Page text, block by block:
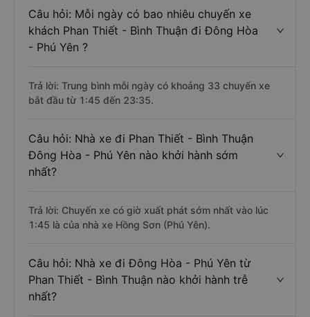
Câu hỏi: Mỗi ngày có bao nhiêu chuyến xe
khách Phan Thiết - Bình Thuận đi Đông Hòa
- Phú Yên ?
Trả lời: Trung bình mỗi ngày có khoảng 33 chuyến xe
bắt đầu từ 1:45 đến 23:35.
Câu hỏi: Nhà xe đi Phan Thiết - Bình Thuận
Đông Hòa - Phú Yên nào khởi hành sớm
nhất?
Trả lời: Chuyến xe có giờ xuất phát sớm nhất vào lúc
1:45 là của nhà xe Hồng Sơn (Phú Yên).
Câu hỏi: Nhà xe đi Đông Hòa - Phú Yên từ
Phan Thiết - Bình Thuận nào khởi hành trễ
nhất?